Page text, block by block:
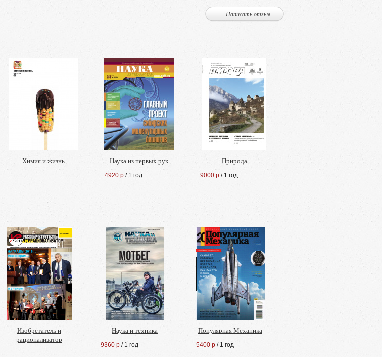
Написать отзыв
Химия и жизнь Наука из первых рук
4920 р / 1 год
Природа
9000 р / 1 год
Изобретатель и
рационализатор
Наука и техника
9360 р / 1 год
Популярная Механика
5400 р / 1 год